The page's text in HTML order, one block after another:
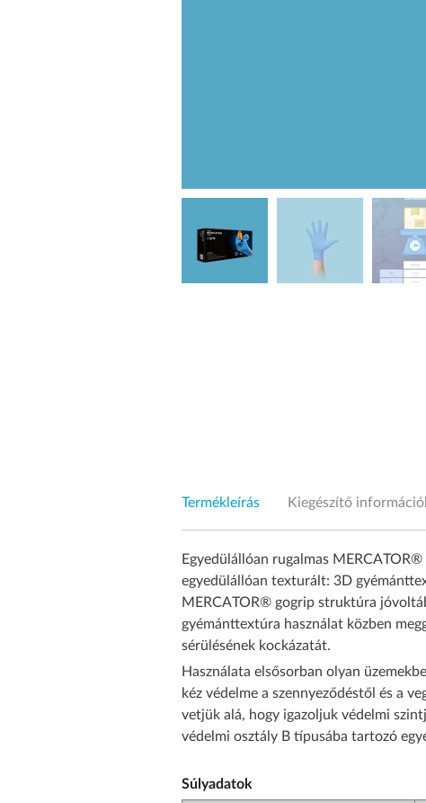
Termékleírás Kiegészítő
Egyedülállóan rugalmas
egyedülállóan texturált: 3D
MERCATOR® gogrip struktúra
gyémánttextúra használat közben
sérülésének kockázatát.
Használata elsősorban olyan
kéz védelme a szennyeződéstől és a
vetjük alá, hogy igazoljuk védelmi
védelmi osztály B típusába tartozó
Súlyadatok